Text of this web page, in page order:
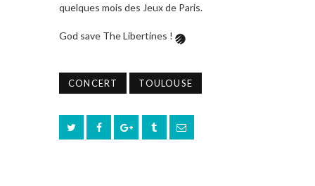
quelques mois des Jeux de Paris.
God save The Libertines !
CONCERT TOULOUSE